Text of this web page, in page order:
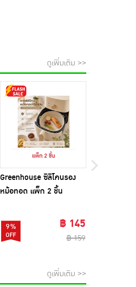
ดูเพิ่มเติม >>
Greenhouse ซิลิโคนรอง
หม้อทอด แพ็ก 2 ชิ้น
9% ฿ 145
฿ 159
ดูเพิ่มเติม >>